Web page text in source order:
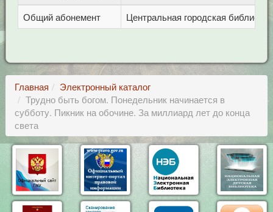
Общий абонемент Центральная городская
Главная
Электронный каталог
Трудно быть богом. Понедельник начинается в
субботу. Пикник на обочине. За миллиард лет до конца
света